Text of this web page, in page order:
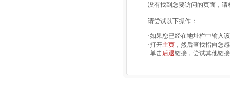
没有找到您要访问的页面，
请尝试以下操作：
·如果您已经在地址栏中输入
·打开主页 ，然后查找指向您
·单击后退链接，尝试其他链